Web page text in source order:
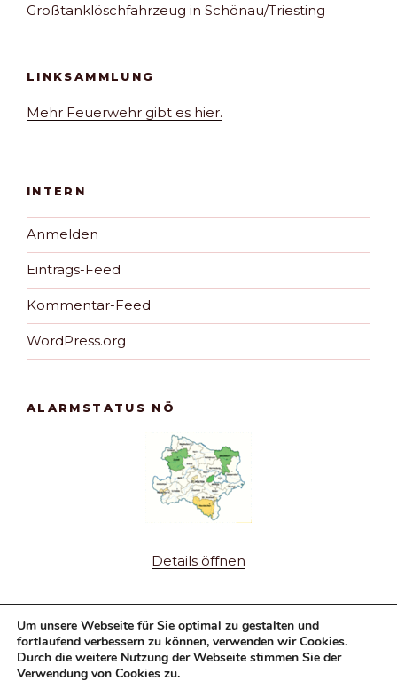
Großtanklöschfahrzeug in Schönau/Triesting
LINKSAMMLUNG
Mehr Feuerwehr gibt es hier.
INTERN
Anmelden
Eintrags-Feed
Kommentar-Feed
WordPress.org
ALARMSTATUS NÖ
Details öffnen
Fuhrpark
Um unsere Webseite für Sie optimal zu gestalten und
fortlaufend verbessern zu können, verwenden wir Cookies.
Durch die weitere Nutzung der Webseite stimmen Sie der
Verwendung von Cookies zu.